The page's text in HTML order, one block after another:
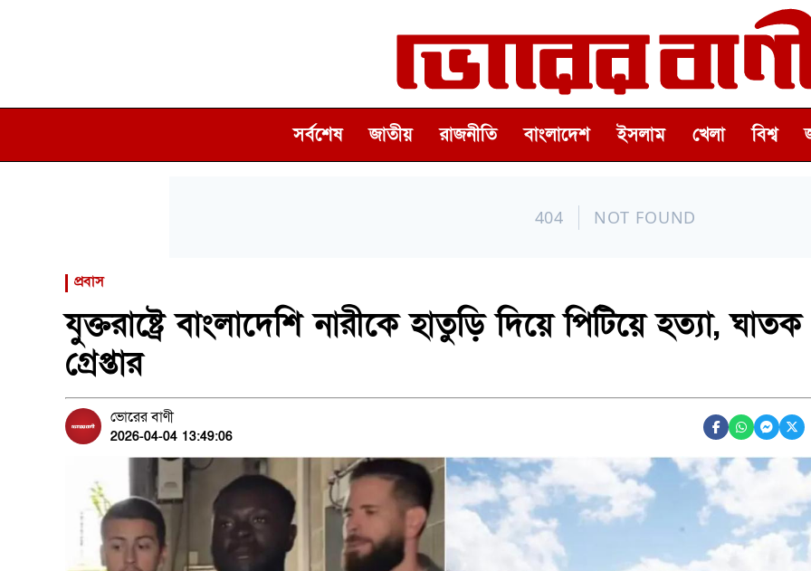
সর্বশেষ জাতীয় রাজনীতি বাংলাদেশ ইসলাম খেলা বিশ্ব
প্রবাস
যুক্তরাষ্ট্রে বাংলাদেশি নারীকে হাতুড়ি দিয়ে পিটিয়ে হত্যা, ঘাতক
গ্রেপ্তার
ভোরের বাণী
2026-04-04 13:49:06